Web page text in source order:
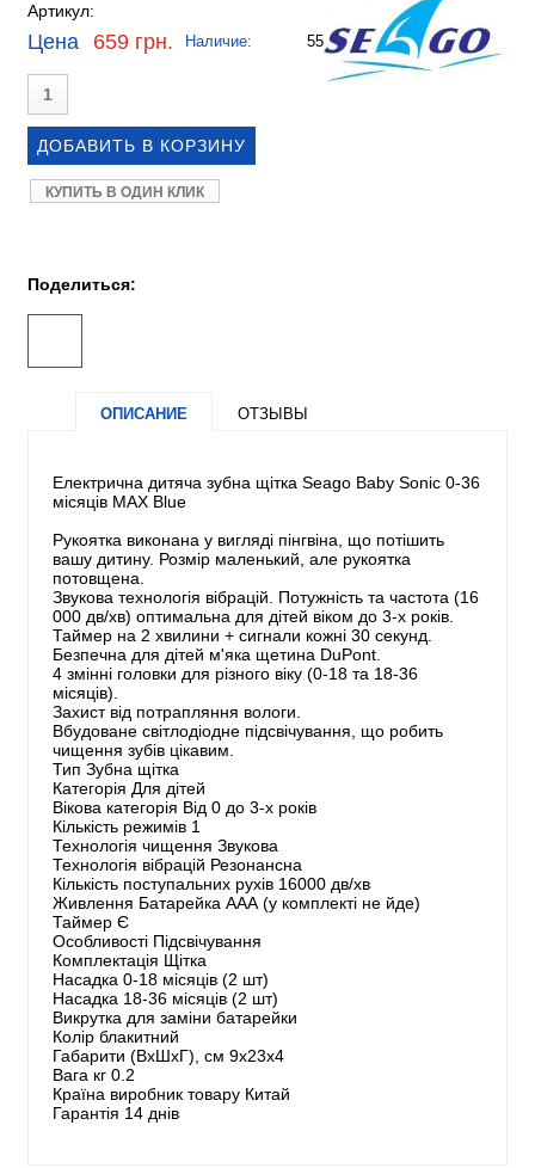
Артикул:
Цена 659 грн. Наличие: 55
КУПИТЬ В ОДИН КЛИК
Поделиться:
ОПИСАНИЕ ОТЗЫВЫ
Електрична дитяча зубна щітка Seago Baby Sonic 0-36
місяців MAX Blue
Рукоятка виконана у вигляді пінгвіна, що потішить
вашу дитину. Розмір маленький, але рукоятка
потовщена.
Звукова технологія вібрацій. Потужність та частота (16
000 дв/хв) оптимальна для дітей віком до 3-х років.
Таймер на 2 хвилини + сигнали кожні 30 секунд.
Безпечна для дітей м'яка щетина DuPont.
4 змінні головки для різного віку (0-18 та 18-36
місяців).
Захист від потрапляння вологи.
Вбудоване світлодіодне підсвічування, що робить
чищення зубів цікавим.
Тип Зубна щітка
Категорія Для дітей
Вікова категорія Від 0 до 3-х років
Кількість режимів 1
Технологія чищення Звукова
Технологія вібрацій Резонансна
Кількість поступальних рухів 16000 дв/хв
Живлення Батарейка ААА (у комплекті не йде)
Таймер Є
Особливості Підсвічування
Комплектація Щітка
Насадка 0-18 місяців (2 шт)
Насадка 18-36 місяців (2 шт)
Викрутка для заміни батарейки
Колір блакитний
Габарити (ВхШхГ), см 9x23х4
Вага кг 0.2
Країна виробник товару Китай
Гарантія 14 днів